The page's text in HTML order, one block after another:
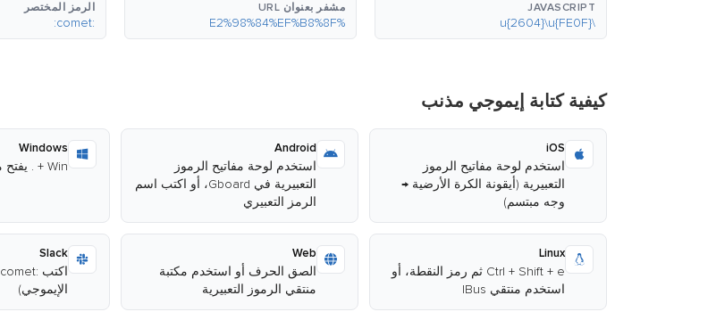
JAVASCRIPT
\u{2604}\u{FE0F}
مشفر بعنوان URL
%E2%98%84%EF%B8%8F
الرمز المختصر
:comet:
كيفية كتابة إيموجي مذنب
iOS
استخدم لوحة مفاتيح الرموز
التعبيرية (أيقونة الكرة الأرضية →
وجه مبتسم)
Android
استخدم لوحة مفاتيح الرموز
التعبيرية في Gboard، أو اكتب اسم
الرمز التعبيري
Windows
Win + . يفتح منتقي الرموز التعبيرية
Linux
Ctrl + Shift + e ثم رمز النقطة، أو
استخدم منتقي IBus
Web
الصق الحرف أو استخدم مكتبة
منتقي الرموز التعبيرية
Slack
الإيموجي)